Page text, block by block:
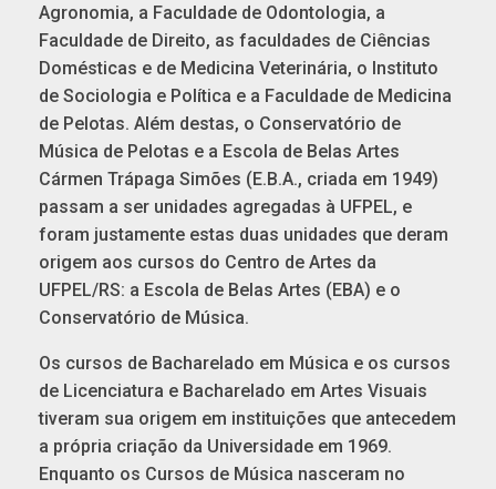
Agronomia, a Faculdade de Odontologia, a
Faculdade de Direito, as faculdades de Ciências
Domésticas e de Medicina Veterinária, o Instituto
de Sociologia e Política e a Faculdade de Medicina
de Pelotas. Além destas, o Conservatório de
Música de Pelotas e a Escola de Belas Artes
Cármen Trápaga Simões (E.B.A., criada em 1949)
passam a ser unidades agregadas à UFPEL, e
foram justamente estas duas unidades que deram
origem aos cursos do Centro de Artes da
UFPEL/RS: a Escola de Belas Artes (EBA) e o
Conservatório de Música.
Os cursos de Bacharelado em Música e os cursos
de Licenciatura e Bacharelado em Artes Visuais
tiveram sua origem em instituições que antecedem
a própria criação da Universidade em 1969.
Enquanto os Cursos de Música nasceram no